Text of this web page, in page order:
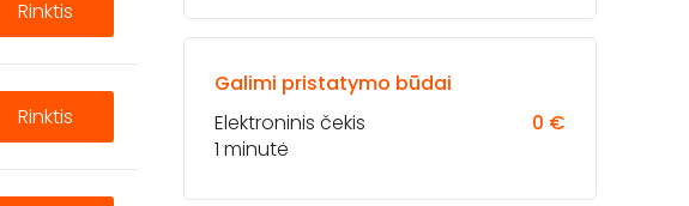
Rinktis
Rinktis
Galimi pristatymo būdai
0 €
Elektroninis čekis
1 minutė